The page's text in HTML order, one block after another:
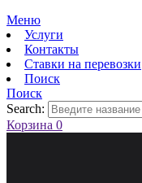
Меню
Услуги
Контакты
Ставки на перевозки
Поиск
Поиск
Search:
Корзина 0